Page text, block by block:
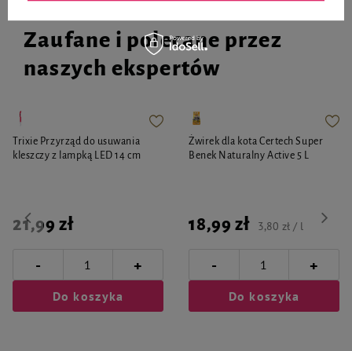
Zaufane i polecane przez
naszych ekspertów
Trixie Przyrząd do usuwania
kleszczy z lampką LED 14 cm
21,99 zł
- +
Do koszyka
Żwirek dla kota Certech Super
Benek Naturalny Active 5 L
18,99 zł 3,80 zł / l
- +
Do koszyka